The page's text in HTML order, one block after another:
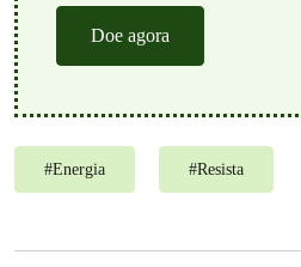
Doe agora
#Energia #Resista